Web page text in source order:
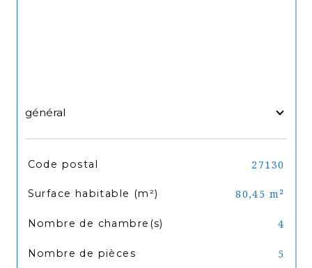
général
TRAD_SIROCCO_Caracteristique
Code postal 27130
Surface habitable (m²) 80,45 m²
Nombre de chambre(s) 4
Nombre de pièces 5